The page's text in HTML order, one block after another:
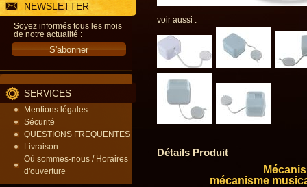
NEWSLETTER
Soyez informés tous les mois
de notre actualité :
SERVICES
Mentions légales
Sécurité
QUESTIONS FREQUENTES
Livraison
Où sommes-nous / Horaires
d'ouverture
voir aussi :
Détails Produit
mécanisme